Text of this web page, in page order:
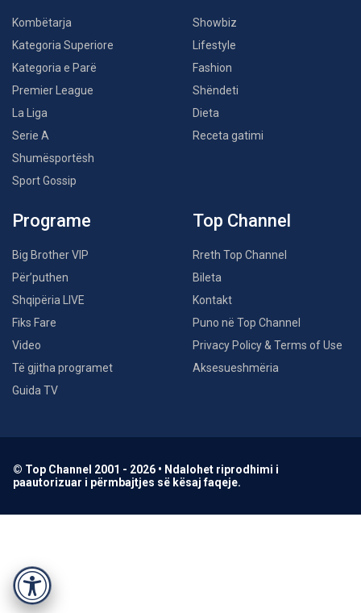
Accessibility
Kombëtarja
Kategoria Superiore
Kategoria e Parë
Premier League
La Liga
Serie A
Shumësportësh
Sport Gossip
Showbiz
Lifestyle
Fashion
Shëndeti
Dieta
Receta gatimi
Programe
Big Brother VIP
Për’puthen
Shqipëria LIVE
Fiks Fare
Video
Të gjitha programet
Guida TV
Top Channel
Rreth Top Channel
Bileta
Kontakt
Puno në Top Channel
Privacy Policy & Terms of Use
Aksesueshmëria
© Top Channel 2001 - 2026 • Ndalohet riprodhimi i
paautorizuar i përmbajtjes së kësaj faqeje.